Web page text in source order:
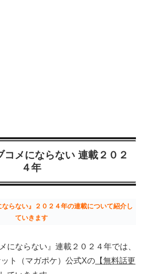
コメにならない 連載２０２
４年
ならない』２０２４年の連載について紹介し
ていきます
にならない』連載２０２４年では、
ト（マガポケ）公式Xの 【無料話更